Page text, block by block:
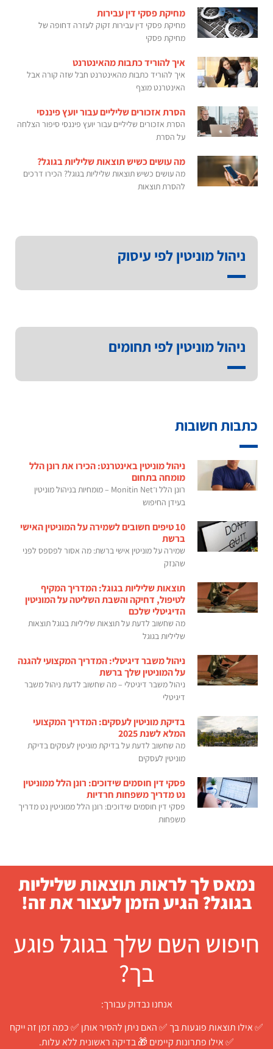
מחיקת פסקי דין עבירות
מחיקת פסקי דין עבירות זקוק לעזרה דחופה של
מחיקת פסקי
איך להוריד כתבות מהאינטרנט
איך להוריד כתבות מהאינטרנט חבל שזה קורה אבל
האינטרנט מוצף
הסרת אזכורים שליליים עבור יועץ פיננסי
הסרת אזכורים שליליים עבור יועץ פיננסי סיפור הצלחה
על הסרת
מה עושים כשיש תוצאות שליליות בגוגל?
מה עושים כשיש תוצאות שליליות בגוגל? הכירו דרכים
להסרת תוצאות
ניהול מוניטין לפי עיסוק
ניהול מוניטין לפי תחומים
כתבות חשובות
ניהול מוניטין באינטרנט: הכירו את רונן הלל
מומחה בתחום
רונן הלל ו־Monitin Net – מומחיות בניהול מוניטין
בעידן החיפוש
10 טיפים חשובים לשמירה על המוניטין האישי
ברשת
שמירה על מוניטין אישי ברשת: מה אסור לפספס לפני
שהנזק
תוצאות שליליות בגוגל: המדריך המקיף
לטיפול, דחיקה והשבת השליטה על המוניטין
הדיגיטלי שלכם
מה שחשוב לדעת על תוצאות שליליות בגוגל תוצאות
שליליות בגוגל
ניהול משבר דיגיטלי: המדריך המקצועי להגנה
על המוניטין שלך ברשת
ניהול משבר דיגיטלי – מה שחשוב לדעת ניהול משבר
דיגיטלי
בדיקת מוניטין לעסקים: המדריך המקצועי
המלא לשנת 2025
מה שחשוב לדעת על בדיקת מוניטין לעסקים בדיקת
מוניטין לעסקים
פסקי דין חוסמים שידוכים: רונן הלל ממוניטין
נט מדריך משפחות חרדיות
פסקי דין חוסמים שידוכים: רונן הלל ממוניטין נט מדריך
משפחות
נמאס לך לראות תוצאות שליליות
בגוגל? הגיע הזמן לעצור את זה!
חיפוש השם שלך בגוגל פוגע
בך?
אנחנו נבדוק עבורך:
✅ אילו תוצאות פוגעות בך ✅ האם ניתן להסיר אותן ✅ כמה זמן זה ייקח
✅ אילו פתרונות קיימים 🎁 בדיקה ראשונית ללא עלות.